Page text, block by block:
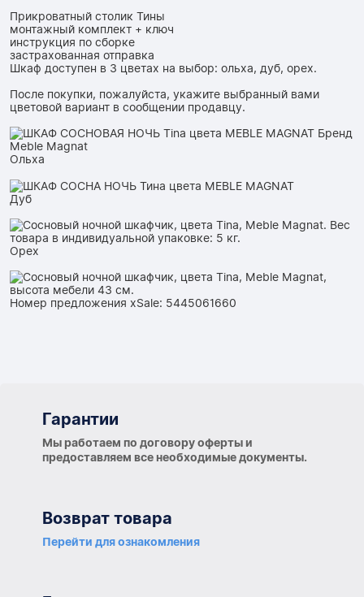
Прикроватный столик Тины
монтажный комплект + ключ
инструкция по сборке
застрахованная отправка
Шкаф доступен в 3 цветах на выбор: ольха, дуб, орех.
После покупки, пожалуйста, укажите выбранный вами
цветовой вариант в сообщении продавцу.
Ольха
Дуб
Орех
Номер предложения xSale: 5445061660
Гарантии
Мы работаем по договору оферты и
предоставляем все необходимые документы.
Возврат товара
Перейти для ознакомления